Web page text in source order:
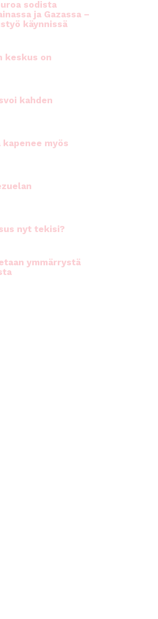
sodista
ja Gazassa –
käynnissä
keskus on
kahden
myös
nyt tekisi?
ymmärrystä